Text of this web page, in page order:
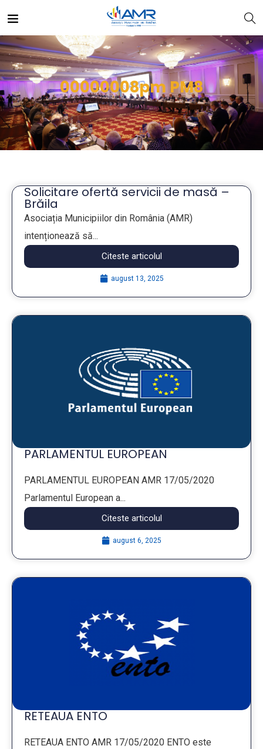
00000008pm PM8
Solicitare ofertă servicii de masă –
Brăila
Asociația Municipiilor din România (AMR)
intenționează să...
Citeste articolul
august 13, 2025
PARLAMENTUL EUROPEAN
PARLAMENTUL EUROPEAN AMR 17/05/2020
Parlamentul European a...
Citeste articolul
august 6, 2025
RETEAUA ENTO
RETEAUA ENTO AMR 17/05/2020 ENTO este